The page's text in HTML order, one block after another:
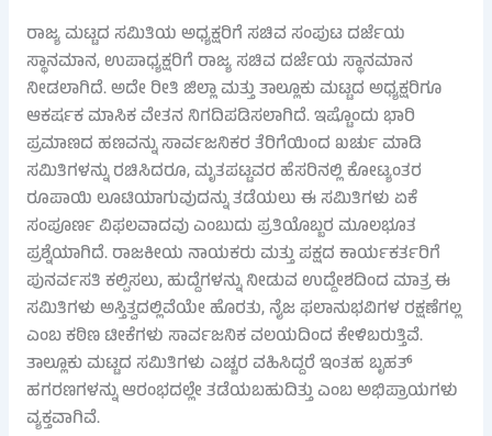
ರಾಜ್ಯ ಮಟ್ಟದ ಸಮಿತಿಯ ಅಧ್ಯಕ್ಷರಿಗೆ ಸಚಿವ ಸಂಪುಟ ದರ್ಜೆಯ
ಸ್ಥಾನಮಾನ, ಉಪಾಧ್ಯಕ್ಷರಿಗೆ ರಾಜ್ಯ ಸಚಿವ ದರ್ಜೆಯ ಸ್ಥಾನಮಾನ
ನೀಡಲಾಗಿದೆ. ಅದೇ ರೀತಿ ಜಿಲ್ಲಾ ಮತ್ತು ತಾಲ್ಲೂಕು ಮಟ್ಟದ ಅಧ್ಯಕ್ಷರಿಗೂ
ಆಕರ್ಷಕ ಮಾಸಿಕ ವೇತನ ನಿಗದಿಪಡಿಸಲಾಗಿದೆ. ಇಷ್ಟೊಂದು ಭಾರಿ
ಪ್ರಮಾಣದ ಹಣವನ್ನು ಸಾರ್ವಜನಿಕರ ತೆರಿಗೆಯಿಂದ ಖರ್ಚು ಮಾಡಿ
ಸಮಿತಿಗಳನ್ನು ರಚಿಸಿದರೂ, ಮೃತಪಟ್ಟವರ ಹೆಸರಿನಲ್ಲಿ ಕೋಟ್ಯಂತರ
ರೂಪಾಯಿ ಲೂಟಿಯಾಗುವುದನ್ನು ತಡೆಯಲು ಈ ಸಮಿತಿಗಳು ಏಕೆ
ಸಂಪೂರ್ಣ ವಿಫಲವಾದವು ಎಂಬುದು ಪ್ರತಿಯೊಬ್ಬರ ಮೂಲಭೂತ
ಪ್ರಶ್ನೆಯಾಗಿದೆ. ರಾಜಕೀಯ ನಾಯಕರು ಮತ್ತು ಪಕ್ಷದ ಕಾರ್ಯಕರ್ತರಿಗೆ
ಪುನರ್ವಸತಿ ಕಲ್ಪಿಸಲು, ಹುದ್ದೆಗಳನ್ನು ನೀಡುವ ಉದ್ದೇಶದಿಂದ ಮಾತ್ರ ಈ
ಸಮಿತಿಗಳು ಅಸ್ತಿತ್ವದಲ್ಲಿವೆಯೇ ಹೊರತು, ನೈಜ ಫಲಾನುಭವಿಗಳ ರಕ್ಷಣೆಗಲ್ಲ
ಎಂಬ ಕಠಿಣ ಟೀಕೆಗಳು ಸಾರ್ವಜನಿಕ ವಲಯದಿಂದ ಕೇಳಿಬರುತ್ತಿವೆ.
ತಾಲ್ಲೂಕು ಮಟ್ಟದ ಸಮಿತಿಗಳು ಎಚ್ಚರ ವಹಿಸಿದ್ದರೆ ಇಂತಹ ಬೃಹತ್
ಹಗರಣಗಳನ್ನು ಆರಂಭದಲ್ಲೇ ತಡೆಯಬಹುದಿತ್ತು ಎಂಬ ಅಭಿಪ್ರಾಯಗಳು
ವ್ಯಕ್ತವಾಗಿವೆ.